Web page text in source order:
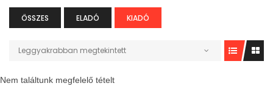
ÖSSZES ELADÓ KIADÓ
Leggyakrabban megtekintett
Nem találtunk megfelelő tételt